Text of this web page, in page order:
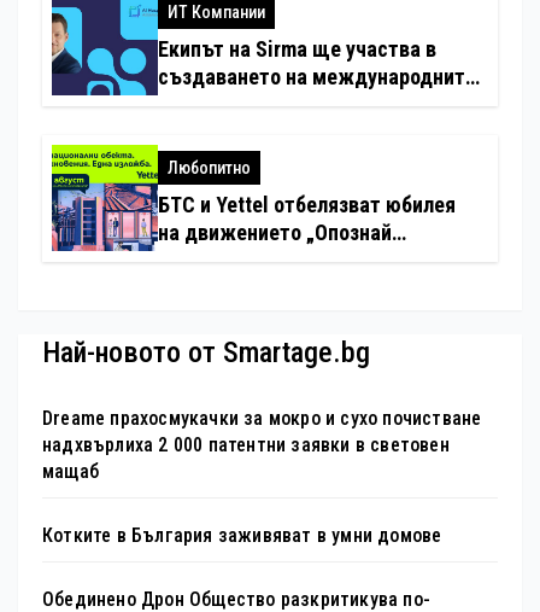
ИТ Компании
Екипът на Sirma ще участва в
създаването на международните
хотелиерството
Любопитно
БТС и Yettel отбелязват юбилея
на движението „Опознай
Най-новото от Smartage.bg
Dreame прахосмукачки за мокро и сухо почистване
надхвърлиха 2 000 патентни заявки в световен
мащаб
Котките в България заживяват в умни домове
Обединено Дрон Общество разкритикува по-